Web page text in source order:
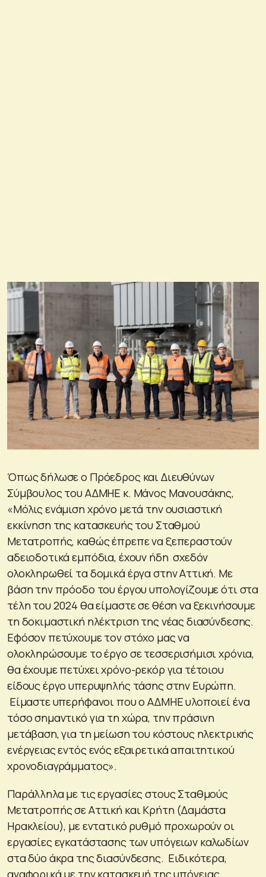
Όπως δήλωσε ο Πρόεδρος και Διευθύνων
Σύμβουλος του ΑΔΜΗΕ κ. Μάνος Μανουσάκης,
«Μόλις ενάμιση χρόνο μετά την ουσιαστική
εκκίνηση της κατασκευής του Σταθμού
Μετατροπής, καθώς έπρεπε να ξεπεραστούν
αδειοδοτικά εμπόδια, έχουν ήδη σχεδόν
ολοκληρωθεί τα δομικά έργα στην Αττική. Με
βάση την πρόοδο του έργου υπολογίζουμε ότι στα
τέλη του 2024 θα είμαστε σε θέση να ξεκινήσουμε
τη δοκιμαστική ηλέκτριση της νέας διασύνδεσης.
Εφόσον πετύχουμε τον στόχο μας να
ολοκληρώσουμε το έργο σε τεσσερισήμισι χρόνια,
θα έχουμε πετύχει χρόνο-ρεκόρ για τέτοιου
είδους έργο υπερυψηλής τάσης στην Ευρώπη.
Είμαστε υπερήφανοι που ο ΑΔΜΗΕ υλοποιεί ένα
τόσο σημαντικό για τη χώρα, την πράσινη
μετάβαση, για τη μείωση του κόστους ηλεκτρικής
ενέργειας εντός ενός εξαιρετικά απαιτητικού
χρονοδιαγράμματος».
Παράλληλα με τις εργασίες στους Σταθμούς
Μετατροπής σε Αττική και Κρήτη (Δαμάστα
Ηρακλείου), με εντατικό ρυθμό προχωρούν οι
εργασίες εγκατάστασης των υπόγειων καλωδίων
στα δύο άκρα της διασύνδεσης. Ειδικότερα,